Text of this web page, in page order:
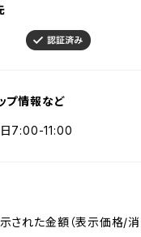
プ情報など
日7:00-11:00
された金額（表示価格/消